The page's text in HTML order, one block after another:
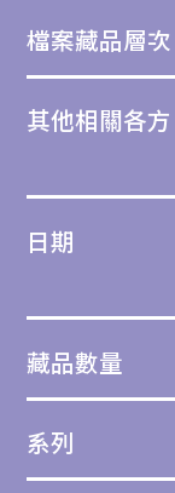
檔案藏品層次
其他相關各方
日期
藏品數量
系列